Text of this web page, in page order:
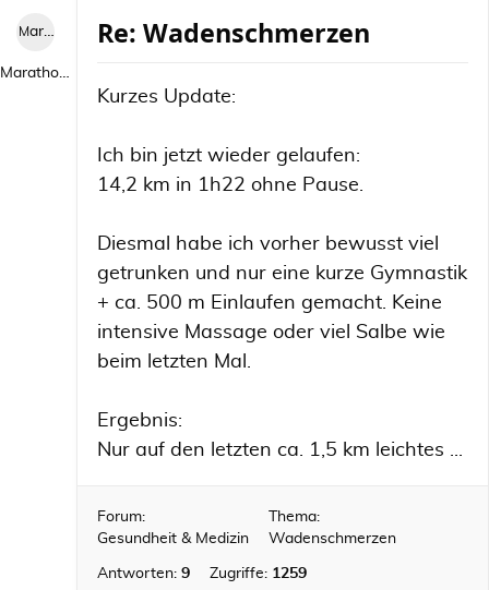
Marathon 2026
Marathon 2026
Re: Wadenschmerzen
Kurzes Update:
Ich bin jetzt wieder gelaufen:
14,2 km in 1h22 ohne Pause.
Diesmal habe ich vorher bewusst viel
getrunken und nur eine kurze Gymnastik
+ ca. 500 m Einlaufen gemacht. Keine
intensive Massage oder viel Salbe wie
beim letzten Mal.
Ergebnis:
Nur auf den letzten ca. 1,5 km leichtes ...
Forum:
Gesundheit & Medizin
Thema:
Wadenschmerzen
Antworten: 9 Zugriffe: 1259